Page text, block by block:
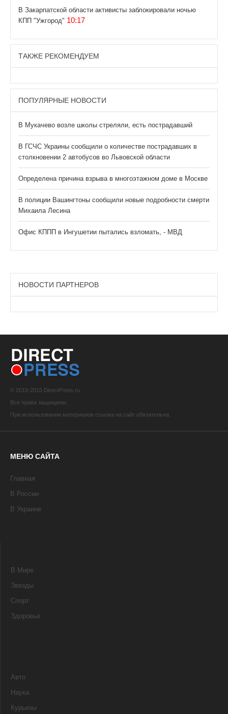
В Закарпатской области активисты заблокировали ночью
КПП "Ужгород" 10:17
ТАКЖЕ РЕКОМЕНДУЕМ
ПОПУЛЯРНЫЕ НОВОСТИ
В Мукачево возле школы стреляли, есть пострадавший
В ГСЧС Украины сообщили о количестве пострадавших в
столкновении 2 автобусов во Львовской области
Определена причина взрыва в многоэтажном доме в Москве
В полиции Вашингтоны сообщили новые подробности смерти
Михаила Лесина
Офис КППП в Ингушетии пытались взломать, - МВД
НОВОСТИ ПАРТНЕРОВ
© 2010-2015 DirectPress.ru
Все права защищены.
При использовании материалов ссылка на сайт обязательна.
МЕНЮ САЙТА
Главная
В России
В Украине
В Мире
Звезды
Спорт
Здоровье
Авто
Наука
Курьезы